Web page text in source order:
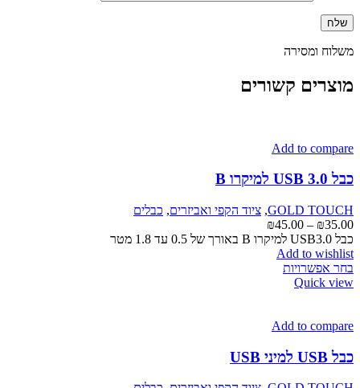
משלוח ומסירה
מוצרים קשורים
Add to compare
כבל USB 3.0 למיקרו B
GOLD TOUCH
, ציוד הקפי ואביזרים, כבלים
₪35.00
–
₪45.00
מחירים:
כבל USB3.0 למיקרו B באורך של 0.5 עד 1.8 מטר
Add to wishlist
בחר אפשרויות
סוגים.
לבחור
את
האפשרויות
Quick view
Add to compare
כבל USB למיני USB